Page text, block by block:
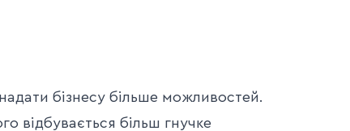
надати бізнесу більше можливостей.
відбувається більш гнучке